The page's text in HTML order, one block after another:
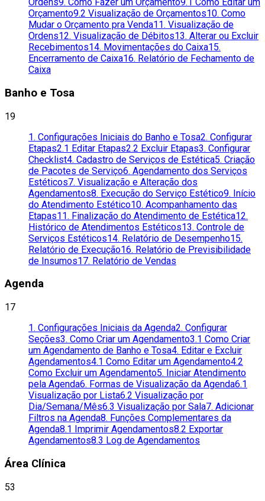
Ordens9. Como Fazer um Orçamento9.1 Como Editar um
Orçamento9.2 Visualização de Orçamentos10. Como
Mudar o Orçamento pra Venda11. Visualização de
Ordens12. Visualização de Débitos13. Alterar ou Excluir
Recebimentos14. Movimentações do Caixa15.
Encerramento de Caixa16. Relatório de Fechamento de
Caixa
Banho e Tosa
19
1. Configurações Iniciais do Banho e Tosa2. Configurar
Etapas2.1 Editar Etapas2.2 Excluir Etapas3. Configurar
Checklist4. Cadastro de Serviços de Estética5. Criação
de Pacotes de Serviço6. Agendamento dos Serviços
Estéticos7. Visualização e Alteração dos
Agendamentos8. Execução do Serviço Estético9. Início
do Atendimento Estético10. Acompanhamento das
Etapas11. Finalização do Atendimento de Estética12.
Histórico de Atendimentos Estéticos13. Controle de
Serviços Estéticos14. Relatório de Desempenho15.
Relatório de Execução16. Relatório de Previsibilidade
de Insumos17. Relatório de Vendas
Agenda
17
1. Configurações Iniciais da Agenda2. Configurar
Seções3. Como Criar um Agendamento3.1 Como Criar
um Agendamento de Banho e Tosa4. Editar e Excluir
Agendamentos4.1 Como Editar um Agendamento4.2
Como Excluir um Agendamento5. Iniciar Atendimento
pela Agenda6. Formas de Visualização da Agenda6.1
Visualização por Lista6.2 Visualização por
Dia/Semana/Mês6.3 Visualização por Sala7. Adicionar
Filtros na Agenda8. Funções Complementares da
Agenda8.1 Imprimir Agendamentos8.2 Exportar
Agendamentos8.3 Log de Agendamentos
Área Clínica
53